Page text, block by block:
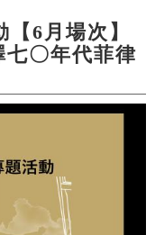
6月場次】
七〇年代菲律